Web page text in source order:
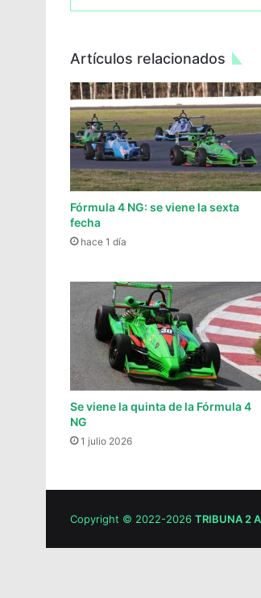
Artículos relacionados
Fórmula 4 NG: se viene la sexta
fecha
hace 1 día
Se viene la quinta de la Fórmula 4
NG
1 julio 2026
Copyright © 2022-2026 TRIBUNA 2